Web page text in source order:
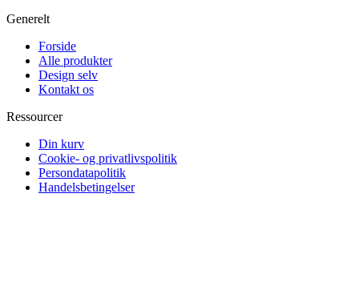
Generelt
Forside
Alle produkter
Design selv
Kontakt os
Ressourcer
Din kurv
Cookie- og privatlivspolitik
Persondatapolitik
Handelsbetingelser